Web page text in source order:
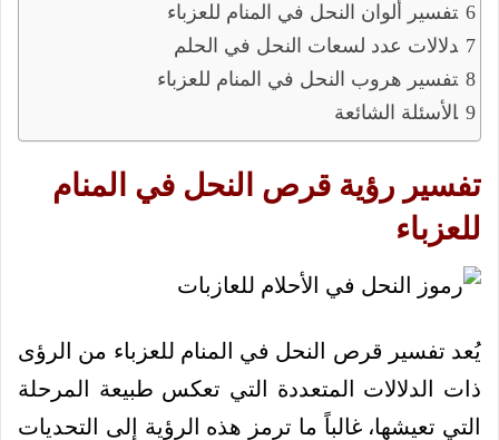
تفسير ألوان النحل في المنام للعزباء
دلالات عدد لسعات النحل في الحلم
تفسير هروب النحل في المنام للعزباء
الأسئلة الشائعة
تفسير رؤية قرص النحل في المنام
للعزباء
يُعد تفسير قرص النحل في المنام للعزباء من الرؤى
ذات الدلالات المتعددة التي تعكس طبيعة المرحلة
التي تعيشها، غالباً ما ترمز هذه الرؤية إلى التحديات